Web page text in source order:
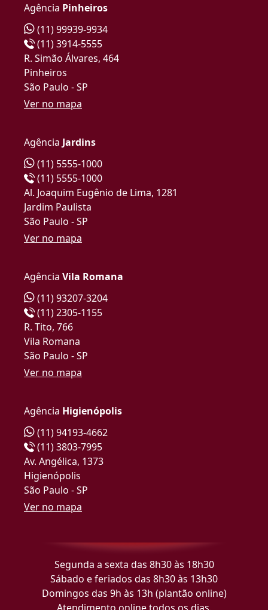
Agência Pinheiros
(11) 99939-9934
(11) 3914-5555
R. Simão Álvares, 464
Pinheiros
São Paulo - SP
Ver no mapa
Agência Jardins
(11) 5555-1000
(11) 5555-1000
Al. Joaquim Eugênio de Lima, 1281
Jardim Paulista
São Paulo - SP
Ver no mapa
Agência Vila Romana
(11) 93207-3204
(11) 2305-1155
R. Tito, 766
Vila Romana
São Paulo - SP
Ver no mapa
Agência Higienópolis
(11) 94193-4662
(11) 3803-7995
Av. Angélica, 1373
Higienópolis
São Paulo - SP
Ver no mapa
Segunda a sexta das 8h30 às 18h30
Sábado e feriados das 8h30 às 13h30
Domingos das 9h às 13h (plantão online)
Atendimento online todos os dias.